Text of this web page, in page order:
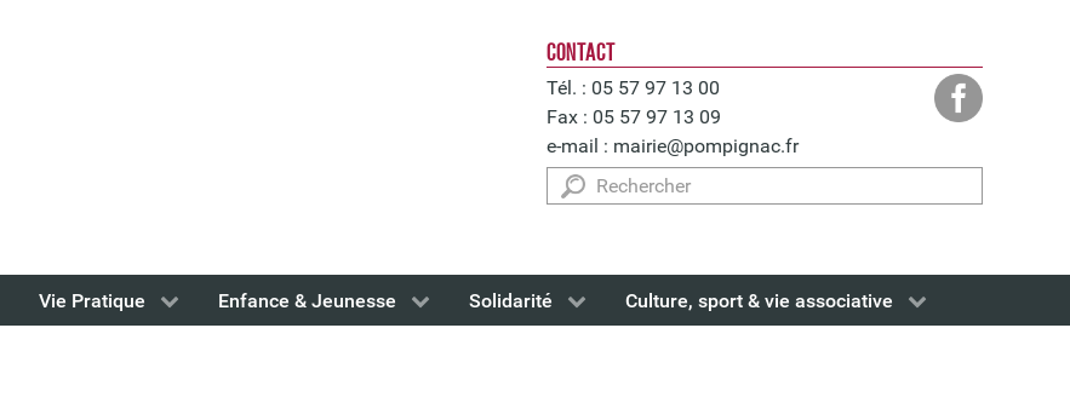
CONTACT
Tél. : 05 57 97 13 00
Fax : 05 57 97 13 09
e-mail : mairie@pompignac.fr
Rechercher
Vie Pratique Enfance & Jeunesse Solidarité Culture, sport & vie associative